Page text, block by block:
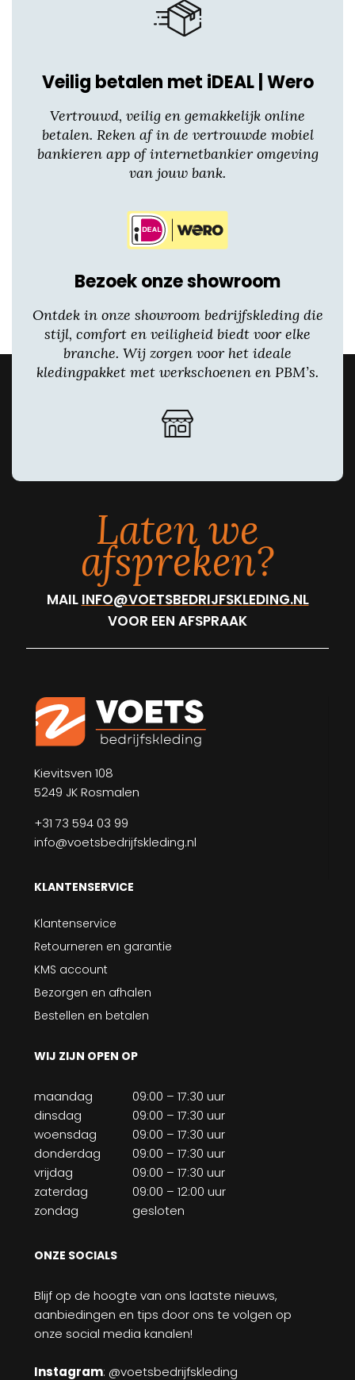
Veilig betalen met iDEAL | Wero
Vertrouwd, veilig en gemakkelijk online
betalen. Reken af in de vertrouwde mobiel
bankieren app of internetbankier omgeving
van jouw bank.
Bezoek onze showroom
Ontdek in onze showroom bedrijfskleding die
stijl, comfort en veiligheid biedt voor elke
branche. Wij zorgen voor het ideale
kledingpakket met werkschoenen en PBM’s.
Laten we
afspreken?
MAIL INFO@VOETSBEDRIJFSKLEDING.NL
VOOR EEN AFSPRAAK
Kievitsven 108
5249 JK Rosmalen
+31 73 594 03 99
info@voetsbedrijfskleding.nl
KLANTENSERVICE
Klantenservice
Retourneren en garantie
KMS account
Bezorgen en afhalen
Bestellen en betalen
WIJ ZIJN OPEN OP
maandag
09:00 – 17:30 uur
dinsdag
09:00 – 17:30 uur
woensdag
09:00 – 17:30 uur
donderdag
09:00 – 17:30 uur
vrijdag
09:00 – 17:30 uur
zaterdag
09:00 – 12:00 uur
zondag
gesloten
ONZE SOCIALS
Blijf op de hoogte van ons laatste nieuws,
aanbiedingen en tips door ons te volgen op
onze social media kanalen!
Instagram: @voetsbedrijfskleding